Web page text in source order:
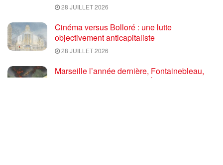
28 JUILLET 2026
Cinéma versus Bolloré : une lutte
objectivement anticapitaliste
28 JUILLET 2026
Marseille l’année dernière, Fontainebleau,
Arcachon, la Drôme et les Écrins cette année